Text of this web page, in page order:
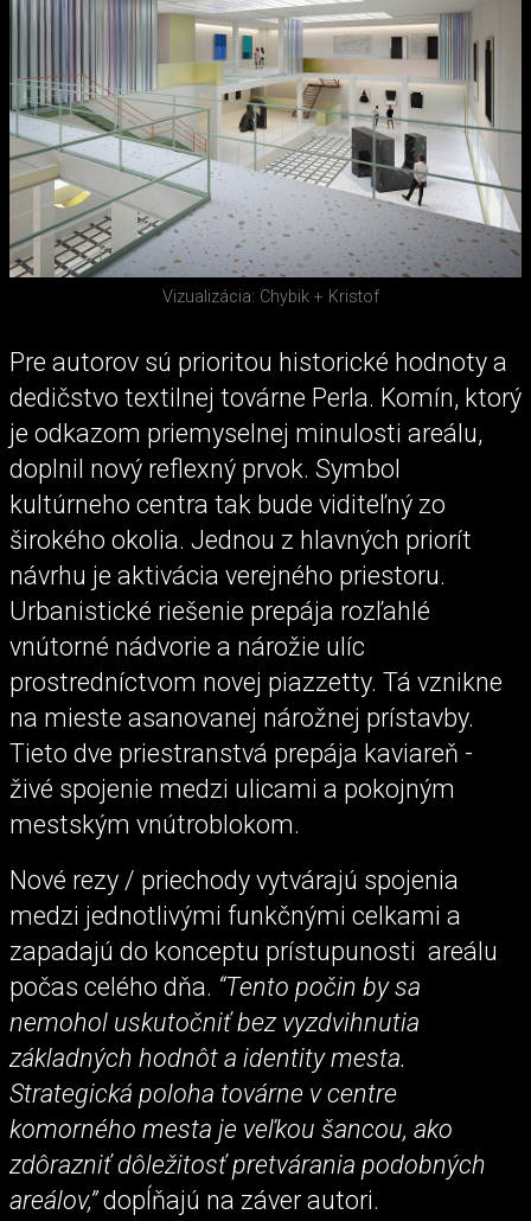
Vizualizácia: Chybik + Kristof
Pre autorov sú prioritou historické hodnoty a
dedičstvo textilnej továrne Perla. Komín, ktorý
je odkazom priemyselnej minulosti areálu,
doplnil nový reflexný prvok. Symbol
kultúrneho centra tak bude viditeľný zo
širokého okolia. Jednou z hlavných priorít
návrhu je aktivácia verejného priestoru.
Urbanistické riešenie prepája rozľahlé
vnútorné nádvorie a nárožie ulíc
prostredníctvom novej piazzetty. Tá vznikne
na mieste asanovanej nárožnej prístavby.
Tieto dve priestranstvá prepája kaviareň -
živé spojenie medzi ulicami a pokojným
mestským vnútroblokom.
Nové rezy / priechody vytvárajú spojenia
medzi jednotlivými funkčnými celkami a
zapadajú do konceptu prístupunosti areálu
počas celého dňa. “Tento počin by sa
nemohol uskutočniť bez vyzdvihnutia
základných hodnôt a identity mesta.
Strategická poloha továrne v centre
komorného mesta je veľkou šancou, ako
zdôrazniť dôležitosť pretvárania podobných
areálov,”dopĺňajú na záver autori.